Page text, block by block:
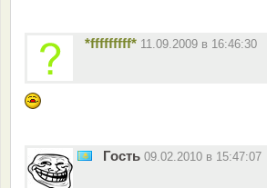
*fffffffff* 11.09.2009 в 16:46:30
Гость 09.02.2010 в 15:47:07